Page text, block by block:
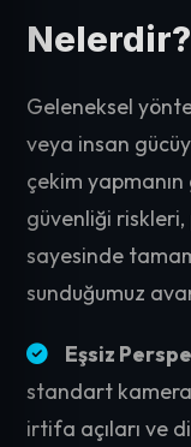
Nelerdir?
Geleneksel
veya insan
çekim
güvenliği
sayesinde
sunduğumuz
Eşsiz
standart
irtifa açıları ve